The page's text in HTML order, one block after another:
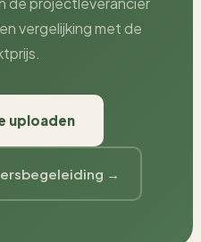
vergelijking met de
uploaden
→